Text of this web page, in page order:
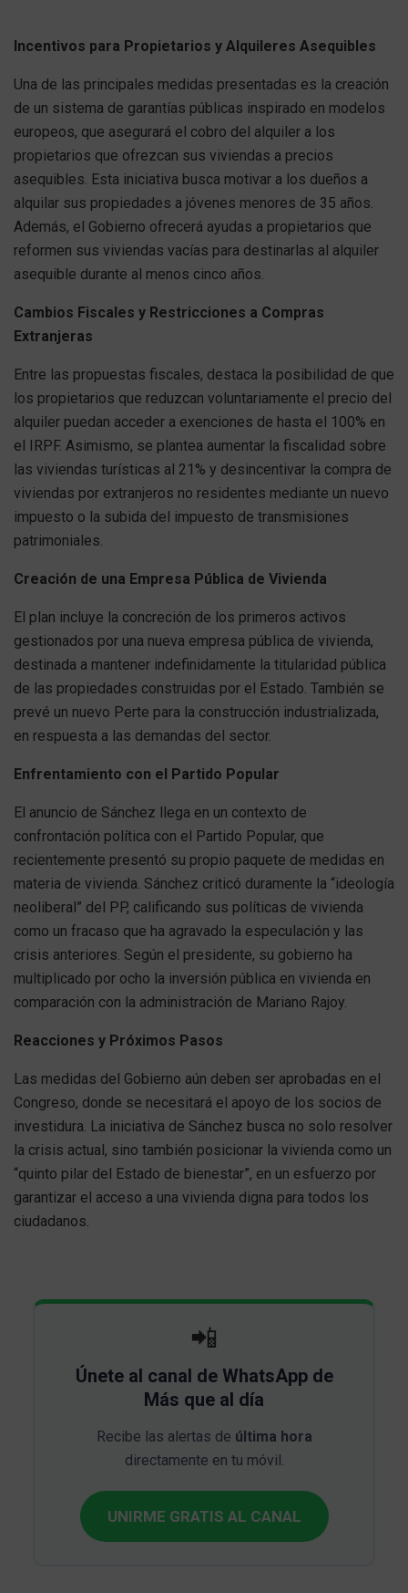
Incentivos para Propietarios y Alquileres Asequibles
Una de las principales medidas presentadas es la creación
de un sistema de garantías públicas inspirado en modelos
europeos, que asegurará el cobro del alquiler a los
propietarios que ofrezcan sus viviendas a precios
asequibles. Esta iniciativa busca motivar a los dueños a
alquilar sus propiedades a jóvenes menores de 35 años.
Además, el Gobierno ofrecerá ayudas a propietarios que
reformen sus viviendas vacías para destinarlas al alquiler
asequible durante al menos cinco años.
Cambios Fiscales y Restricciones a Compras
Extranjeras
Entre las propuestas fiscales, destaca la posibilidad de que
los propietarios que reduzcan voluntariamente el precio del
alquiler puedan acceder a exenciones de hasta el 100% en
el IRPF. Asimismo, se plantea aumentar la fiscalidad sobre
las viviendas turísticas al 21% y desincentivar la compra de
viviendas por extranjeros no residentes mediante un nuevo
impuesto o la subida del impuesto de transmisiones
patrimoniales.
Creación de una Empresa Pública de Vivienda
El plan incluye la concreción de los primeros activos
gestionados por una nueva empresa pública de vivienda,
destinada a mantener indefinidamente la titularidad pública
de las propiedades construidas por el Estado. También se
prevé un nuevo Perte para la construcción industrializada,
en respuesta a las demandas del sector.
Enfrentamiento con el Partido Popular
El anuncio de Sánchez llega en un contexto de
confrontación política con el Partido Popular, que
recientemente presentó su propio paquete de medidas en
materia de vivienda. Sánchez criticó duramente la “ideología
neoliberal” del PP, calificando sus políticas de vivienda
como un fracaso que ha agravado la especulación y las
crisis anteriores. Según el presidente, su gobierno ha
multiplicado por ocho la inversión pública en vivienda en
comparación con la administración de Mariano Rajoy.
Reacciones y Próximos Pasos
Las medidas del Gobierno aún deben ser aprobadas en el
Congreso, donde se necesitará el apoyo de los socios de
investidura. La iniciativa de Sánchez busca no solo resolver
la crisis actual, sino también posicionar la vivienda como un
“quinto pilar del Estado de bienestar”, en un esfuerzo por
garantizar el acceso a una vivienda digna para todos los
ciudadanos.
📲
Únete al canal de WhatsApp de
Más que al día
Recibe las alertas de última hora
directamente en tu móvil.
UNIRME GRATIS AL CANAL